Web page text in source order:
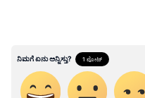
ಮಹಾಲಕ್ಷ್ಮಿ ಗ್ಲಾಸ್‌
ಮೇಲೆ ಕೆಂಡ ಕಾರಿದ